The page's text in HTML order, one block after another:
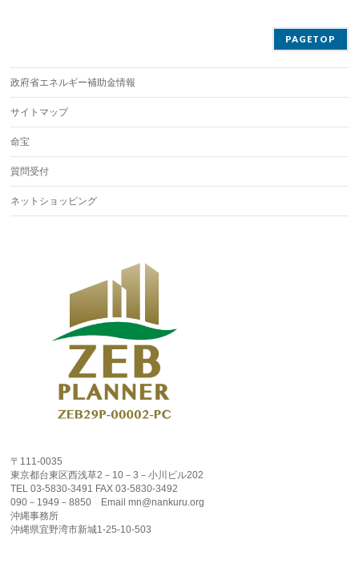
PAGETOP
政府省エネルギー補助金情報
サイトマップ
命宝
質問受付
ネットショッピング
〒111-0035
東京都台東区西浅草2－10－3－小川ビル202
TEL 03-5830-3491 FAX 03-5830-3492
090－1949－8850 Email mn@nankuru.org
沖縄事務所
沖縄県宜野湾市新城1-25-10-503